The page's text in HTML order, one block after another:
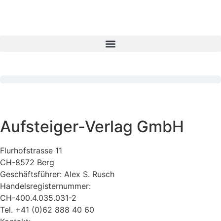
Aufsteiger-Verlag GmbH
Flurhofstrasse 11
CH-8572 Berg
Geschäftsführer: Alex S. Rusch
Handelsregisternummer:
CH-400.4.035.031-2
Tel. +41 (0)62 888 40 60